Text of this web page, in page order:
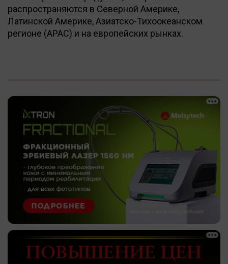
распространяются в Северной Америке,
Латинской Америке, Азиатско-Тихоокеанском
регионе (APAC) и на европейских рынках.